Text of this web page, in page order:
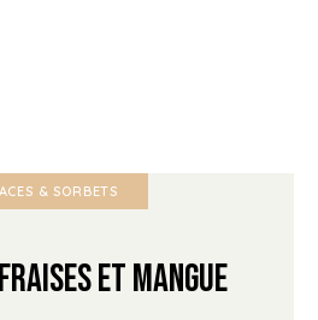
& SORBETS
et Mangue